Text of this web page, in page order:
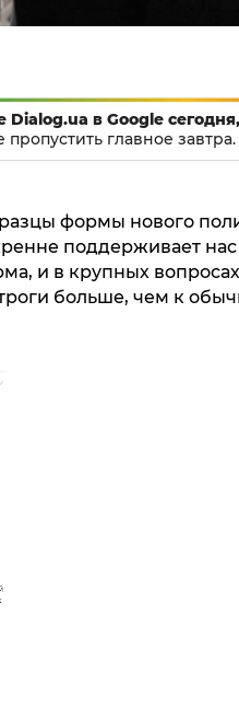
Dialog.ua в Google сегодня,
пропустить главное завтра.
формы нового
поддерживает
и в крупных
больше, чем к